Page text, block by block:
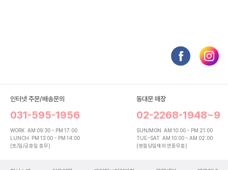
인터넷 주문/배송문의
031-595-1956
WORK AM 09:30 ~ PM 17:00
LUNCH
PM 13:00 ~ PM 14:00
(토/일/공휴일 휴무)
동대문 매장
02-2268-1948~9
SUN/MON AM 10:00 ~ PM 21:00
TUE~SAT AM 10:00 ~ AM 02:00
(명절당일제외 연중무휴)